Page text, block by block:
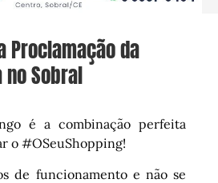
Proclamação da
no Sobral
é a combinação perfeita
o #OSeuShopping!
de funcionamento e não se